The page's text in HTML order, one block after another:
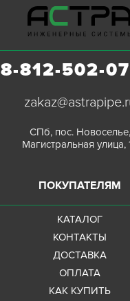
8-812-502-
СПб, пос. Новоселье,
Магистральная улица,
ПОКУПАТЕЛЯМ
КАТАЛОГ
КОНТАКТЫ
ДОСТАВКА
ОПЛАТА
КАК КУПИТЬ